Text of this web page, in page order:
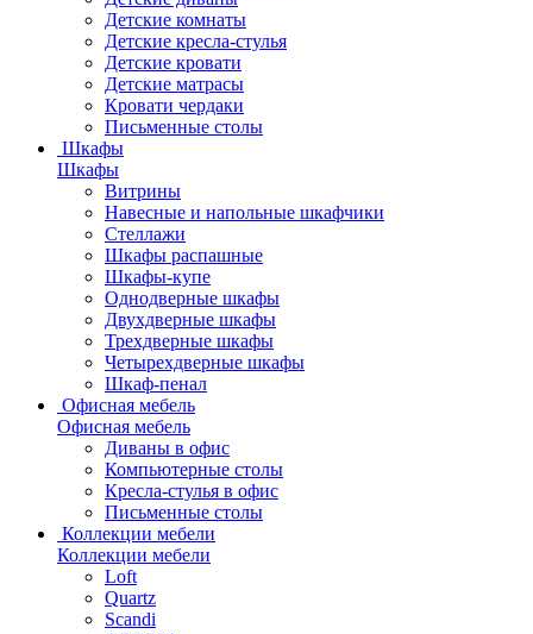
Детские комнаты
Детские кресла-стулья
Детские кровати
Детские матрасы
Кровати чердаки
Письменные столы
Шкафы
Шкафы
Витрины
Навесные и напольные шкафчики
Стеллажи
Шкафы распашные
Шкафы-купе
Однодверные шкафы
Двухдверные шкафы
Трехдверные шкафы
Четырехдверные шкафы
Шкаф-пенал
Офисная мебель
Офисная мебель
Диваны в офис
Компьютерные столы
Кресла-стулья в офис
Письменные столы
Коллекции мебели
Коллекции мебели
Loft
Quartz
Scandi